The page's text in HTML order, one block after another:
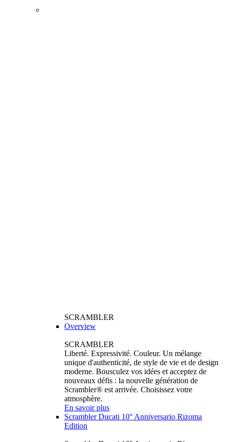
SCRAMBLER
Overview
SCRAMBLER
Liberté. Expressivité. Couleur. Un mélange
unique d'authenticité, de style de vie et de design
moderne. Bousculez vos idées et acceptez de
nouveaux défis : la nouvelle génération de
Scrambler® est arrivée. Choisissez votre
atmosphère.
En savoir plus
Scrambler Ducati 10° Anniversario Rizoma
Edition